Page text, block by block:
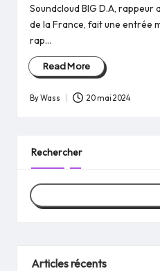
Soundcloud BIG D.A,
de la France, fait une entrée
rap…
Read More
Posted
ByWass 20 mai 2024
Rechercher
Articles récents